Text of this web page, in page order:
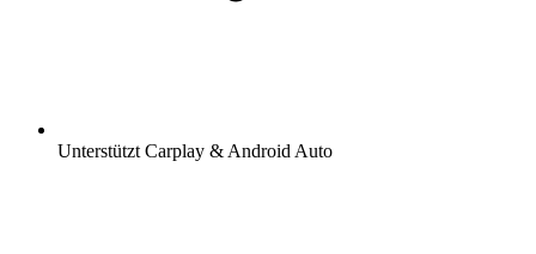
Unterstützt Carplay & Android Auto